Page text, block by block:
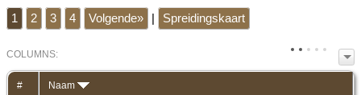
1 2 3 4 Volgende» Spreidingskaart
COLUMN S:
# Naam